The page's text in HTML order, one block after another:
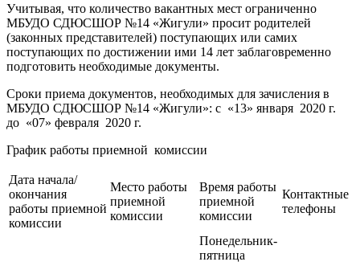
Учитывая, что количество вакантных мест ограниченно
МБУДО СДЮСШОР №14 «Жигули» просит родителей
(законных представителей) поступающих или самих
поступающих по достижении ими 14 лет заблаговременно
подготовить необходимые документы.
Сроки приема документов, необходимых для зачисления в
МБУДО СДЮСШОР №14 «Жигули»: с «13» января 2020 г.
до «07» февраля 2020 г.
График работы приемной комиссии
Дата начала/
окончания
работы приемной
комиссии
Место работы
приемной
комиссии
Время работы
приемной
комиссии
Контактные
телефоны
Понедельник-
пятница